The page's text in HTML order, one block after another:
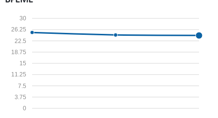
0
3.75
7.5
11.25
15
18.75
22.5
26.25
30